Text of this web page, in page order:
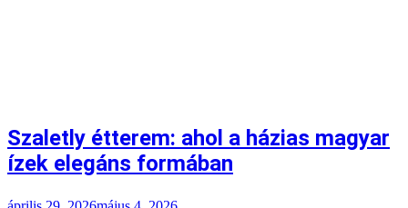
Szaletly étterem: ahol a házias magyar
ízek elegáns formában